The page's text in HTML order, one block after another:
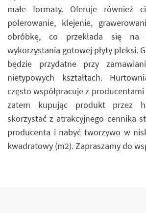
małe formaty. Oferuje również
polerowanie, klejenie,
obróbkę, co przekłada się na
wykorzystania gotowej płyty pleksi.
będzie przydatne przy
nietypowych kształtach.
często współpracuje z producentami
zatem kupując produkt przez
skorzystać z atrakcyjnego cennika
producenta i nabyć tworzywo w
kwadratowy (m2). Zapraszamy do